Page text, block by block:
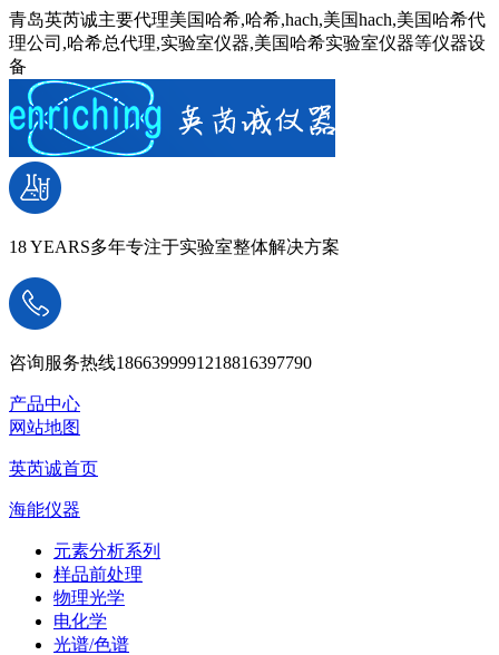
青岛英芮诚主要代理美国哈希,哈希,hach,美国hach,美国哈希代
理公司,哈希总代理,实验室仪器,美国哈希实验室仪器等仪器设
备
18 YEARS多年专注于实验室整体解决方案
咨询服务热线1866399991218816397790
产品中心
网站地图
英芮诚首页
海能仪器
元素分析系列
样品前处理
物理光学
电化学
光谱/色谱